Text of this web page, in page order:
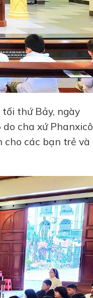
thứ Bảy, ngày
cha xứ Phanxicô
cho các bạn trẻ và